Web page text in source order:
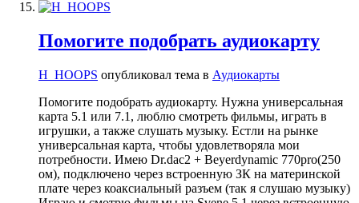
Помогите подобрать аудиокарту
H_HOOPS опубликовал тема в Аудиокарты
Помогите подобрать аудиокарту. Нужна универсальная
карта 5.1 или 7.1, люблю смотреть фильмы, играть в
игрушки, а также слушать музыку. Естли на рынке
универсальная карта, чтобы удовлетворяла мои
потребности. Имею Dr.dac2 + Beyerdynamic 770pro(250
ом), подключено через встроенную ЗК на материнской
плате через коаксиальный разъем (так я слушаю музыку)